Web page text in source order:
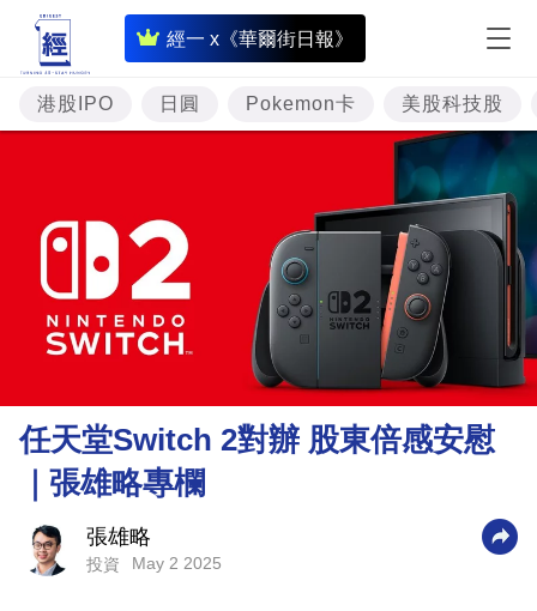
經一 x《華爾街日報》
即
時
財
經
投
資
樓
理
財
商
科
港股IPO 日圓 Pokemon卡 美股科技股
任天堂Switch 2對辦 股東倍感安慰
｜張雄略專欄
張雄略
投資 May 2 2025